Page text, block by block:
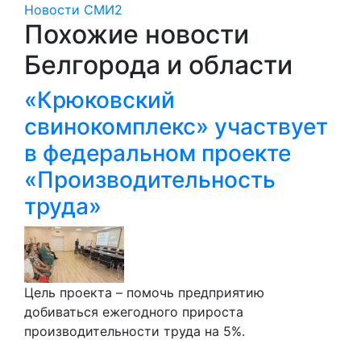
Новости СМИ2
Похожие новости
Белгорода и области
«Крюковский
свинокомплекс» участвует
в федеральном проекте
«Производительность
труда»
Цель проекта – помочь предприятию
добиваться ежегодного прироста
производительности труда на 5%.